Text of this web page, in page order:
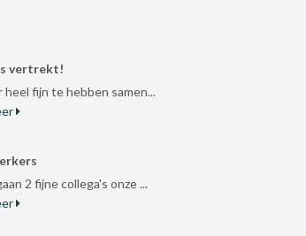
vertrekt!
heel fijn te hebben samen...
2 fijne collega's onze ...